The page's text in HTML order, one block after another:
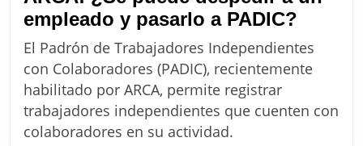
empleado y pasarlo a PADIC?
¿Se
puede
a
El Padrón de Trabajadores Independientes
con Colaboradores (PADIC), recientemente
habilitado por ARCA, permite registrar
trabajadores independientes que cuenten con
colaboradores en su actividad.